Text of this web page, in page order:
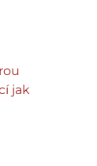
jak